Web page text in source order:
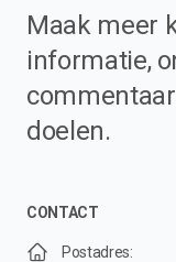
Maak meer
informatie,
doelen.
CONTACT
Postadres: